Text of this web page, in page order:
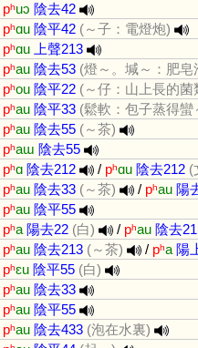
pʰuɔ 陰去42
pʰɑu 陰平42 (～子：電燈炮)
pʰɑu
上聲213
pʰau 陰去53 (燈～。堿～：肥皂
pʰou 陰平22 (～仔：山上長的
pʰau 陰平33 (鬆軟：包子蒸得蠻
pʰau 陰去55 (～茶)
pʰaɯ 陰去55
pʰɑ 陰去212 / pʰɑu 陰去212 (
pʰau 陰去33 (～茶) / pʰau 陽
pʰau 陰平55
pʰa 陽去22 (白) / pʰau 陰去21
pʰau 陰去213 (～茶) / pʰa 陽
pʰɛu 陰平55 (白)
pʰau 陰去33
pʰau 陰平55
pʰau 陰去433 (泡在水裏)